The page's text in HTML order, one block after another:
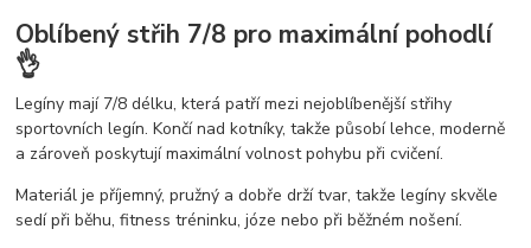
Oblíbený střih 7/8 pro maximální pohodlí
👌
Legíny mají 7/8 délku, která patří mezi nejoblíbenější střihy
sportovních legín. Končí nad kotníky, takže působí lehce, moderně
a zároveň poskytují maximální volnost pohybu při cvičení.
Materiál jepříjemný, pružný a dobře drží tvar, takže legíny skvěle
sedí při běhu, fitness tréninku, józe nebo při běžném nošení.